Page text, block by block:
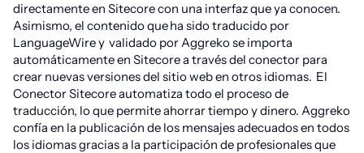
directamente en Sitecore con una interfaz que ya conocen.
Asimismo, el contenido que ha sido traducido por
LanguageWire y validado por Aggreko se importa
automáticamente en Sitecore a través del conector para
crear nuevas versiones del sitio web en otros idiomas. El
Conector Sitecore automatiza todo el proceso de
traducción, lo que permite ahorrar tiempo y dinero. Aggreko
confía en la publicación de los mensajes adecuados en todos
los idiomas gracias a la participación de profesionales que